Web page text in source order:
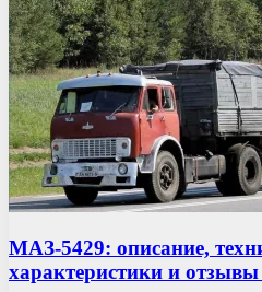
МАЗ-5429: описание,
характеристики и отзывы